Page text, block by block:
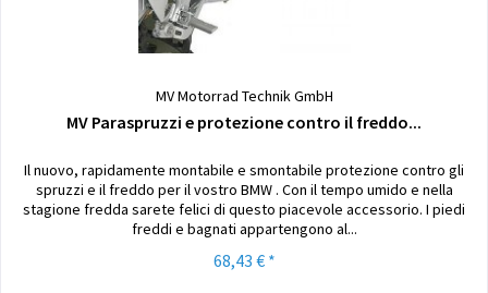
MV Motorrad Technik GmbH
MV Paraspruzzi e protezione contro il freddo...
Il nuovo, rapidamente montabile e smontabile protezione contro gli
spruzzi e il freddo per il vostro BMW . Con il tempo umido e nella
stagione fredda sarete felici di questo piacevole accessorio. I piedi
freddi e bagnati appartengono al...
68,43 € *